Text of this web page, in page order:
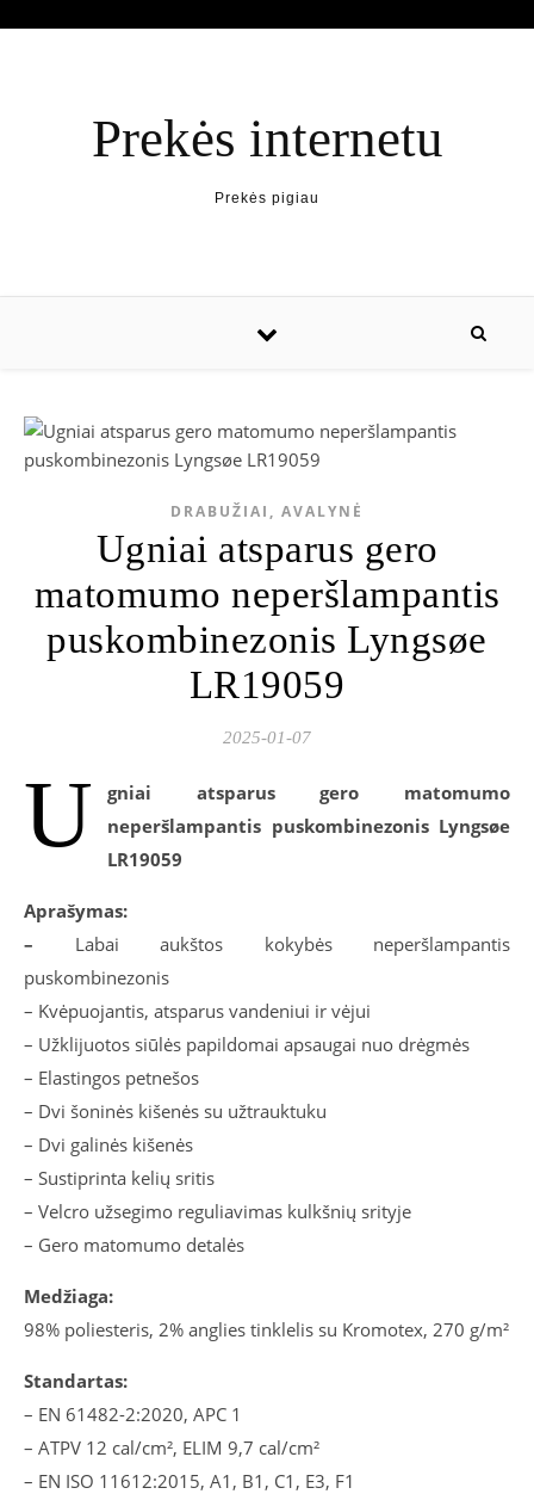
Prekės internetu
Prekės pigiau
DRABUŽIAI, AVALYNĖ
Ugniai atsparus gero
matomumo neperšlampantis
puskombinezonis Lyngsøe
LR19059
2025-01-07
U
gniai atsparus gero matomumo
neperšlampantis puskombinezonis Lyngsøe
LR19059
Aprašymas:
– Labai aukštos kokybės neperšlampantis
puskombinezonis
– Kvėpuojantis, atsparus vandeniui ir vėjui
– Užklijuotos siūlės papildomai apsaugai nuo drėgmės
– Elastingos petnešos
– Dvi šoninės kišenės su užtrauktuku
– Dvi galinės kišenės
– Sustiprinta kelių sritis
– Velcro užsegimo reguliavimas kulkšnių srityje
– Gero matomumo detalės
Medžiaga:
98% poliesteris, 2% anglies tinklelis su Kromotex, 270 g/m²
Standartas:
– EN 61482-2:2020, APC 1
– ATPV 12 cal/cm², ELIM 9,7 cal/cm²
– EN ISO 11612:2015, A1, B1, C1, E3, F1